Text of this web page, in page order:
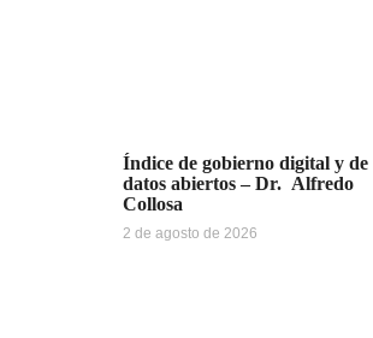
Índice de gobierno digital y de
datos abiertos – Dr. Alfredo
Collosa
2 de agosto de 2026